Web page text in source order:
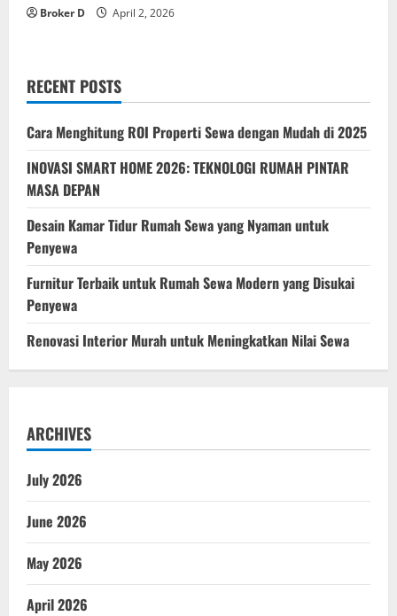
Broker D April 2, 2026
RECENT POSTS
Cara Menghitung ROI Properti Sewa dengan Mudah di 2025
INOVASI SMART HOME 2026: TEKNOLOGI RUMAH PINTAR
MASA DEPAN
Desain Kamar Tidur Rumah Sewa yang Nyaman untuk
Penyewa
Furnitur Terbaik untuk Rumah Sewa Modern yang Disukai
Penyewa
Renovasi Interior Murah untuk Meningkatkan Nilai Sewa
ARCHIVES
July 2026
June 2026
May 2026
April 2026